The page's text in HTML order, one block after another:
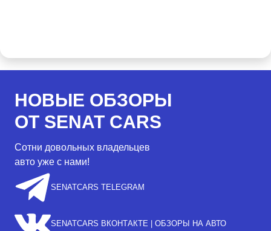
НОВЫЕ ОБЗОРЫ
ОТ SENAT CARS
Сотни довольных владельцев
авто уже с нами!
SENATCARS TELEGRAM
SENATCARS ВКОНТАКТЕ | ОБЗОРЫ НА АВТО